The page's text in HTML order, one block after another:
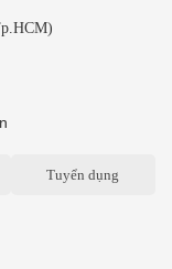
Tuyển dụng